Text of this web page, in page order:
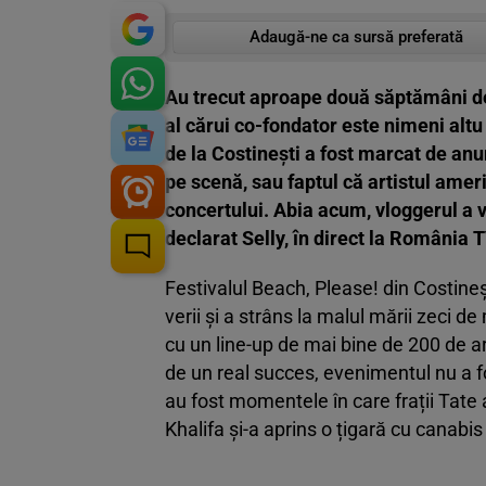
Adaugă-ne ca sursă preferată
Au trecut aproape două săptămâni
al cărui co-fondator este nimeni
de la Costinești a fost marcat de
pe scenă, sau faptul că artistul
concertului. Abia acum, vloggerul a
declarat Selly, în direct la România
Festivalul Beach, Please! din
verii și a strâns la malul mării zeci
cu un line-up de mai bine de 200 de
de un real succes, evenimentul nu
au fost momentele în care frații Tate
Khalifa și-a aprins o țigară cu